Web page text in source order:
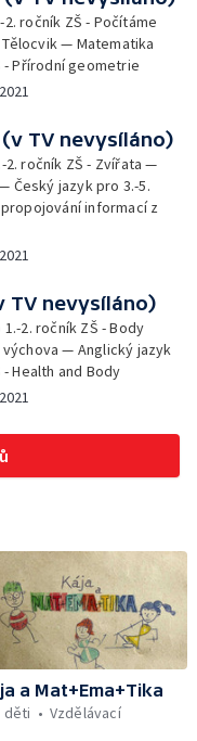
ročník ZŠ - Počítáme
— Matematika
- Přírodní geometrie
TV nevysíláno)
2. ročník ZŠ - Zvířata —
Český jazyk pro 3.-5.
informací z
TV nevysíláno)
2. ročník ZŠ - Body
— Anglický jazyk
Health and Body
a Mat+Ema+Tika
děti
Vzdělávací